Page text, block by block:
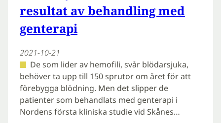
resultat av behandling med
genterapi
2021-10-21
De som lider av hemofili, svår blödarsjuka,
behöver ta upp till 150 sprutor om året för att
förebygga blödning. Men det slipper de
patienter som behandlats med genterapi i
Nordens första kliniska studie vid Skånes…